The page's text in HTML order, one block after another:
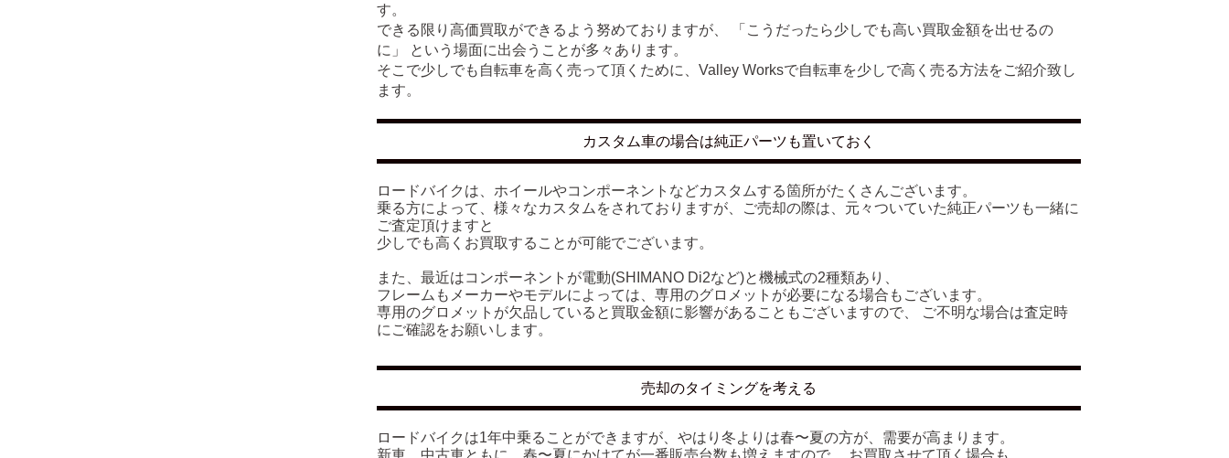
す。
できる限り高価買取ができるよう努めておりますが、 「こうだったら少しでも高い買取金額を出せるの
に」 という場面に出会うことが多々あります。
そこで少しでも自転車を高く売って頂くために、Valley Worksで自転車を少しで高く売る方法をご紹介致し
ます。
カスタム車の場合は純正パーツも置いておく
ロードバイクは、ホイールやコンポーネントなどカスタムする箇所がたくさんございます。
乗る方によって、様々なカスタムをされておりますが、ご売却の際は、元々ついていた純正パーツも一緒に
ご査定頂けますと
少しでも高くお買取することが可能でございます。
また、最近はコンポーネントが電動(SHIMANO Di2など)と機械式の2種類あり、
フレームもメーカーやモデルによっては、専用のグロメットが必要になる場合もございます。
専用のグロメットが欠品していると買取金額に影響があることもございますので、 ご不明な場合は査定時
にご確認をお願いします。
売却のタイミングを考える
ロードバイクは1年中乗ることができますが、やはり冬よりは春〜夏の方が、需要が高まります。